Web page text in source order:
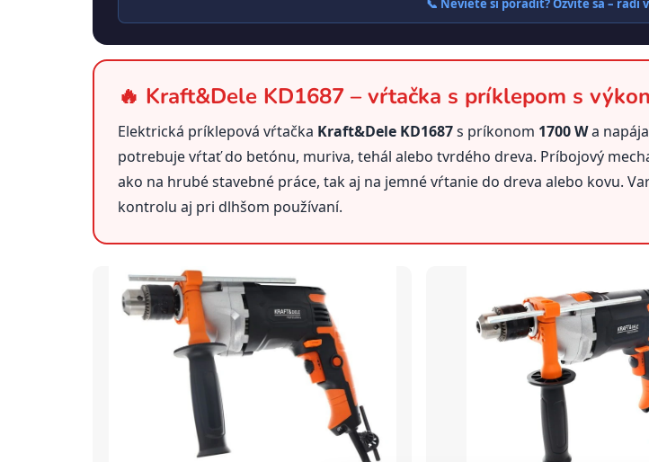
📞 Neviete si poradiť? Ozvite sa – radi
🔥 Kraft&Dele KD1687 – vŕtačka s príklepom s
Elektrická príklepová vŕtačka Kraft&Dele KD1687s príkonom 1700 Wa
potrebuje vŕtať do betónu, muriva, tehál alebo tvrdého dreva. Príbojový
ako na hrubé stavebné práce, tak aj na jemné vŕtanie do dreva alebo kovu.
kontrolu aj pri dlhšom používaní.